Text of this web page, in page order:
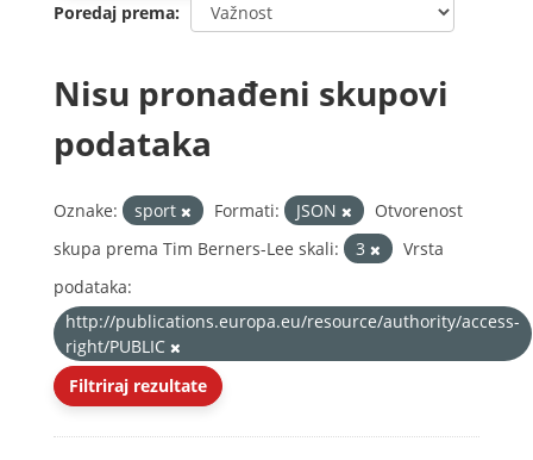
Poredaj prema
Nisu pronađeni skupovi
podataka
Oznake: sport Formati: JSON
Otvorenost
skupa prema Tim Berners-Lee skali:
3
Vrsta
podataka:
http://publications.europa.eu/resource/authority/access-
right/PUBLIC
Filtriraj rezultate